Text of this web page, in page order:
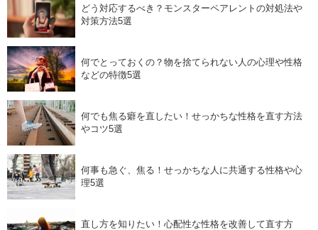
どう対応するべき？モンスターペアレントの対処法や
対策方法5選
何でとっておくの？物を捨てられない人の心理や性格
などの特徴5選
何でも焦る癖を直したい！せっかちな性格を直す方法
やコツ5選
何事も急ぐ、焦る！せっかちな人に共通する性格や心
理5選
直し方を知りたい！心配性な性格を改善して直す方